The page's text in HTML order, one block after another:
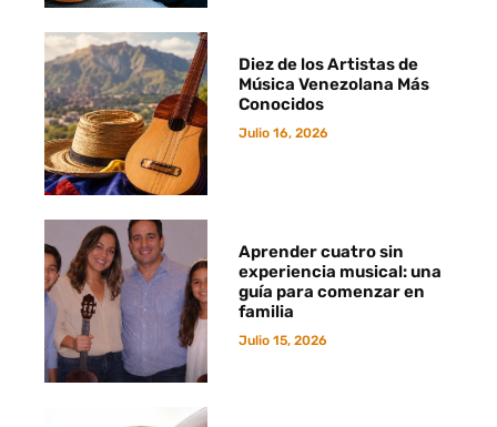
Diez de los Artistas de
Música Venezolana Más
Conocidos
Julio 16, 2026
Aprender cuatro sin
experiencia musical: una
guía para comenzar en
familia
Julio 15, 2026